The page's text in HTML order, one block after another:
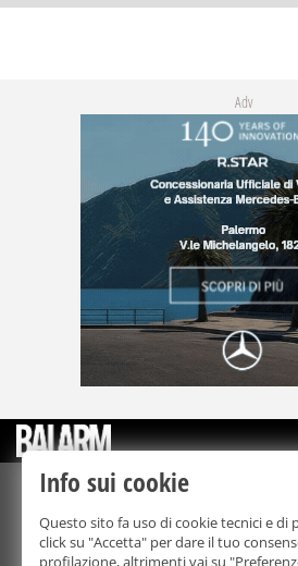
Adv
©Copyright 2003-
Bmedia Srl- P.IVA
La riproduzione totale o parziale di tutti
forma, su qualsiasi
Info sui cookie
Questo sito fa uso di cookie tecnici e di
click su "Accetta" per dare il tuo
profilazione, altrimenti vai su